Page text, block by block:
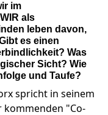
im
als
leben davon,
es einen
Was
Sicht? Wie
und Taufe?
spricht in seinem
"Co-